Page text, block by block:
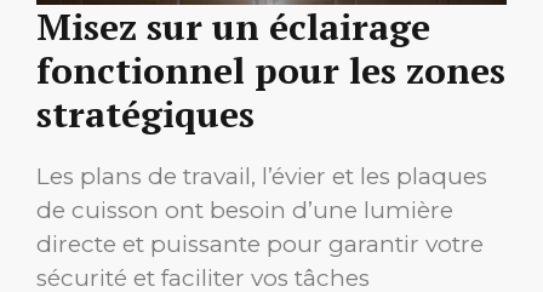
Misez sur un éclairage
fonctionnel pour les zones
stratégiques
Les plans de travail, l’évier et les plaques
de cuisson ont besoin d’une lumière
directe et puissante pour garantir votre
sécurité et faciliter vos tâches